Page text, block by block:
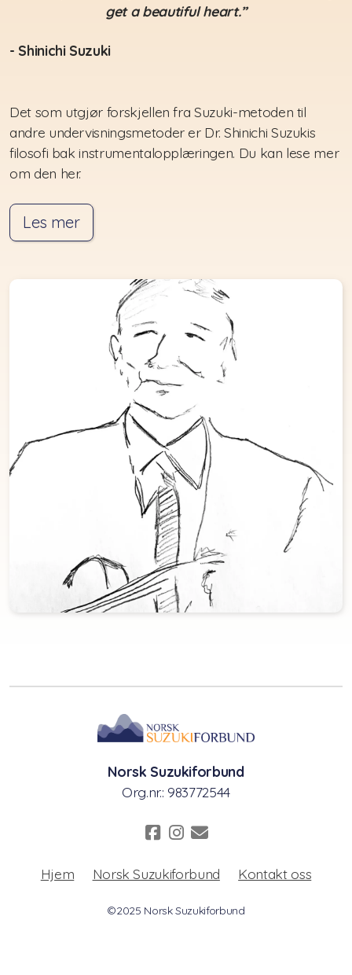
get a beautiful heart.”
- Shinichi Suzuki
Det som utgjør forskjellen fra Suzuki-metoden til
andre undervisningsmetoder er Dr. Shinichi Suzukis
filosofi bak instrumentalopplæringen. Du kan lese mer
om den her.
Les mer
Norsk Suzukiforbund
Org.nr.: 983772544
Hjem Norsk Suzukiforbund Kontakt oss
©2025 Norsk Suzukiforbund